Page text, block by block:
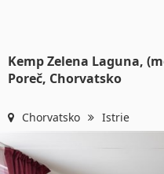
Kemp Zelena Laguna,
Poreč, Chorvatsko
Chorvatsko Istrie